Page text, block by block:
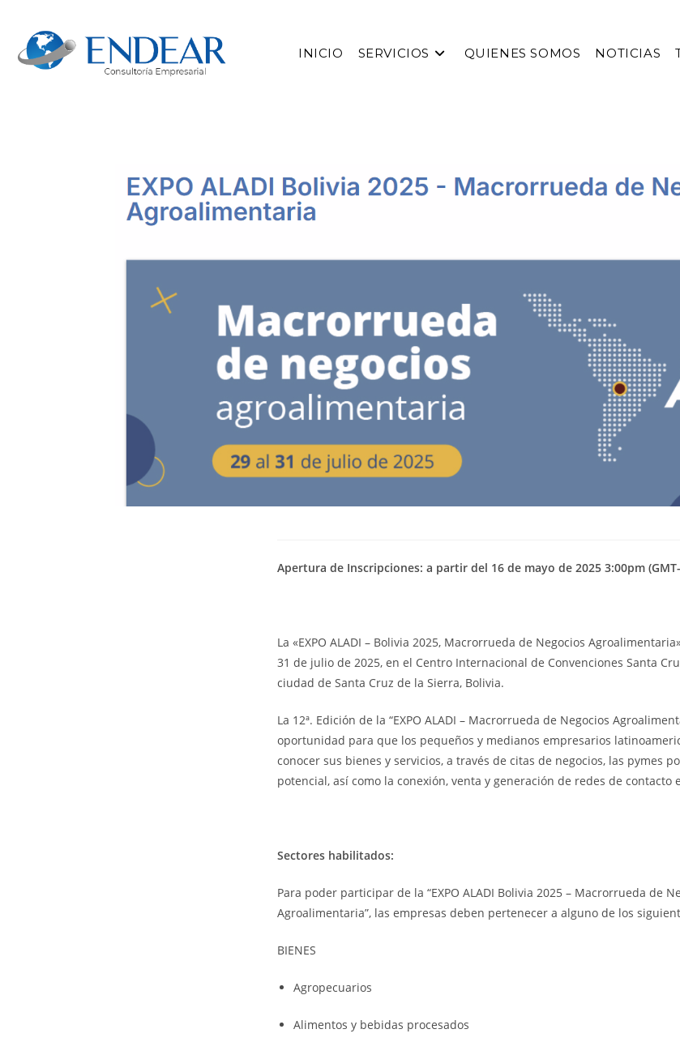
INICIO SERVICIOS QUIENES SOMOS NOTICIAS
Apertura de Inscripciones: a partir del 16 de mayo de 2025 3:00pm
La «EXPO ALADI – Bolivia 2025, Macrorrueda de Negocios
31 de julio de 2025, en el Centro Internacional de Convenciones Santa
ciudad de Santa Cruz de la Sierra, Bolivia.
La 12ª. Edición de la “EXPO ALADI – Macrorrueda de Negocios
oportunidad para que los pequeños y medianos empresarios
conocer sus bienes y servicios, a través de citas de negocios, las pymes
potencial, así como la conexión, venta y generación de redes de contacto
Sectores habilitados:
Para poder participar de la “EXPO ALADI Bolivia 2025 – Macrorrueda de
Agroalimentaria”, las empresas deben pertenecer a alguno de los
BIENES
Agropecuarios
Alimentos y bebidas procesados